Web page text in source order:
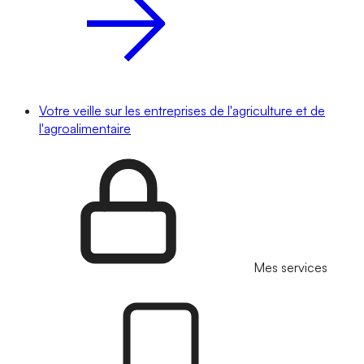
Votre veille sur les entreprises de l'agriculture et de
l'agroalimentaire
Mes services